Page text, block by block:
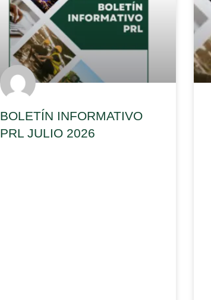
BOLETÍN INFORMATIVO
PRL JULIO 2026